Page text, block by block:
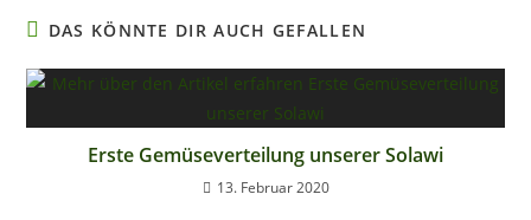
DAS KÖNNTE DIR AUCH GEFALLEN
Erste Gemüseverteilung unserer Solawi
13. Februar 2020